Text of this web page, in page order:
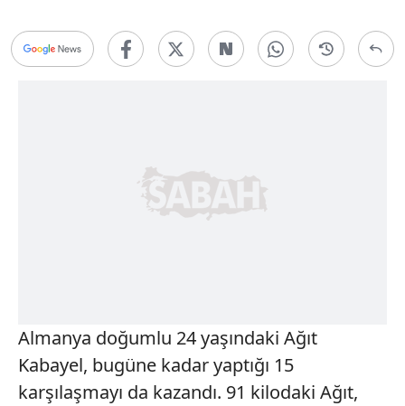
Almanya doğumlu 24 yaşındaki Ağıt
Kabayel, bugüne kadar yaptığı 15
karşılaşmayı da kazandı. 91 kilodaki Ağıt,